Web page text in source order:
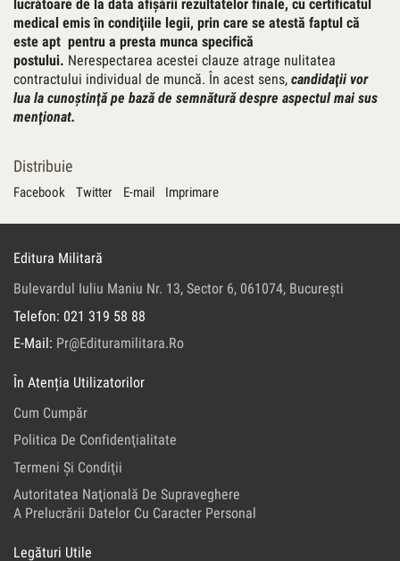
lucrătoare de la data afişării rezultatelor finale, cu certificatul
medical emis în condiţiile legii, prin care se atestă faptul că
este apt pentru a presta munca specifică
postului. Nerespectarea acestei clauze atrage nulitatea
contractului individual de muncă. În acest sens, candidaţii vor
lua la cunoştinţă pe bază de semnătură despre aspectul mai sus
menţionat.
Distribuie
Facebook Twitter E-mail Imprimare
Editura Militară
Bulevardul Iuliu Maniu Nr. 13, Sector 6, 061074, Bucureşti
Telefon: 021 319 58 88
E-Mail: Pr@edituramilitara.ro
În Atenția Utilizatorilor
Cum Cumpăr
Politica De Confidenţialitate
Termeni Şi Condiţii
Autoritatea Naţională De Supraveghere
A Prelucrării Datelor Cu Caracter Personal
Legături Utile